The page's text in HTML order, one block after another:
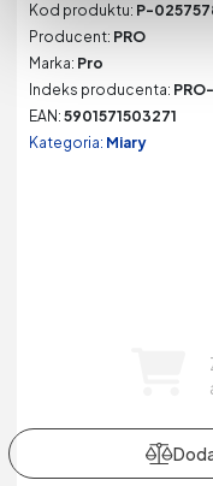
Kod produktu: P-
Producent: PRO
Marka: Pro
Indeks producenta:
EAN: 5901571503271
Kategoria: Miary